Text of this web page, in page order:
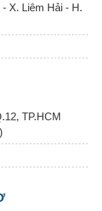
X. Liêm Hải - H.
TP.HCM